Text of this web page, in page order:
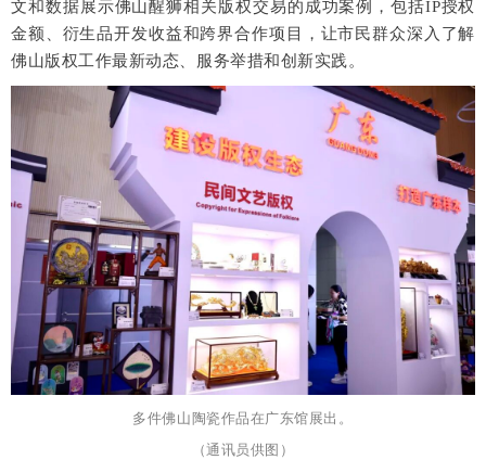
文和数据展示佛山醒狮相关版权交易的成功案例，包括IP授权
金额、衍生品开发收益和跨界合作项目，让市民群众深入了解
佛山版权工作最新动态、服务举措和创新实践。
多件佛山陶瓷作品在广东馆展出。
（通讯员供图）